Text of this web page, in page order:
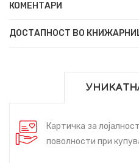
КОМЕНТАРИ
ДОСТАПНОСТ ВО
Картичка за
поволности при